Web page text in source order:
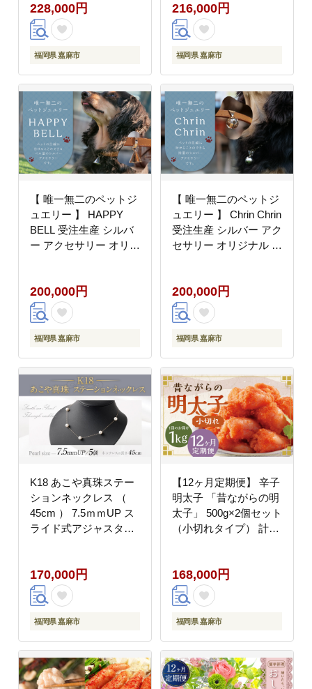
大容量
228,000円
福岡県 嘉麻市
216,000円
福岡県 嘉麻市
【 唯一無二のペットジ
ュエリー 】 HAPPY
BELL 受注生産 シルバ
ー アクセサリー オリジ
動物 お洒落 オシャレ
シルバーアクセサリー
ベル型 ベル 首輪
200,000円
福岡県 嘉麻市
【 唯一無二のペットジ
ュエリー 】 Chrin Chrin
受注生産 シルバー アク
セサリー オリジナル ハ
お洒落 オシャレ シルバ
ーアクセサリー 鈴 鈴型
首輪
200,000円
福岡県 嘉麻市
K18 あこや真珠ステー
ションネックレス （
45cm ） 7.5ｍｍUP ス
ライド式アジャスター
装飾品 装飾 ファッショ
ン 真珠 あやこ真珠 真
珠ネックレス
170,000円
福岡県 嘉麻市
【12ヶ月定期便】 辛子
明太子 「昔ながらの明
太子」 500g×2個セット
（小切れタイプ） 計
168,000円
福岡県 嘉麻市